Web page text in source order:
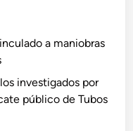
o
a
r
a maniobras
investigados por
público de Tubos